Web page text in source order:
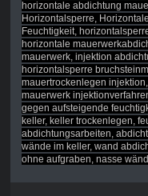
horizontale abdichtung
Horizontalsperre,
Feuchtigkeit,
horizontale
mauerwerk, injektion
horizontalsperre
mauertrockenlegen
mauerwerk
gegen aufsteigende
keller, keller trockenlegen,
abdichtungsarbeiten,
wände im keller, wand
ohne aufgraben, nasse